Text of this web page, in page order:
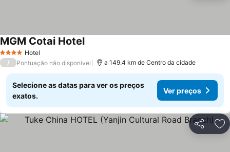
4 EstrelasHotel
MGM Cotai Hotel
/ Pontuação não disponível a 149.4 km de Centro da cidade
Selecione as datas para ver os preços
exatos.
Ver preços
Partilhar